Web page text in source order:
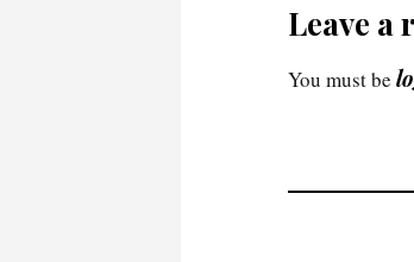
Leave a
You must be